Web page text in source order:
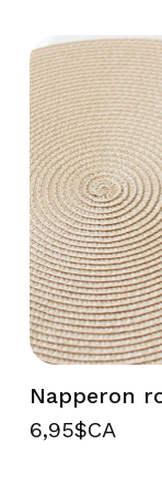
Napperon
6,95$CA